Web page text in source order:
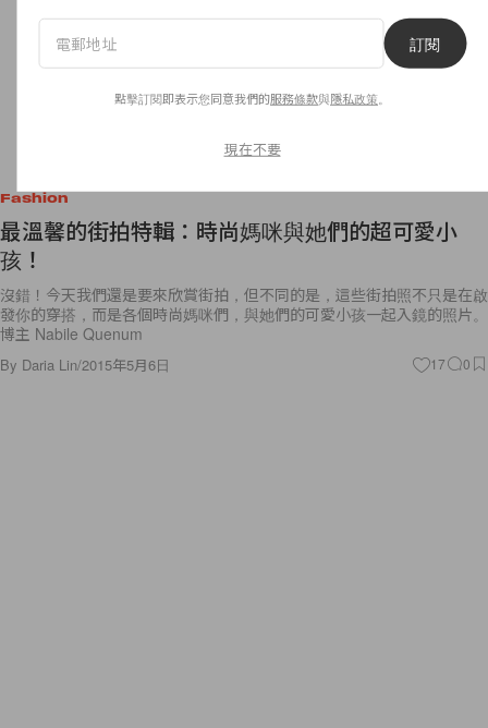
Fashion
最溫馨的街拍特輯：時尚媽咪與她們的超可愛小
孩！
沒錯！今天我們還是要來欣賞街拍，但不同的是，這些街拍照不只是在啟
發你的穿搭，而是各個時尚媽咪們，與她們的可愛小孩一起入鏡的照片。
博主 Nabile Quenum
By Daria Lin/2015年5月6日 17 0
訂閱
點擊訂閱即表示您同意我們的服務條款與隱私政策
現在不要